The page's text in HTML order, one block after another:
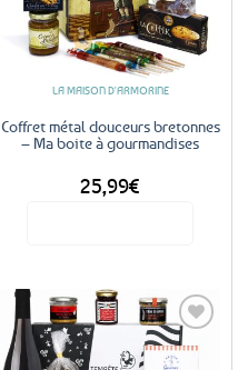
Ajouter
aux
favoris
LA MAISON D'ARMORINE
Coffret métal douceurs bretonnes
– Ma boite à gourmandises
25,99€